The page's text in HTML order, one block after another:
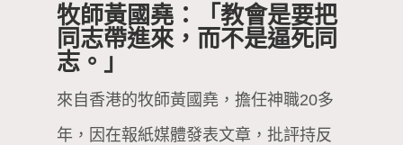
牧師黃國堯：「教會是要把
同志帶進來，而不是逼死同
志。」
來自香港的牧師黃國堯，擔任神職20多
年，因在報紙媒體發表文章，批評持反